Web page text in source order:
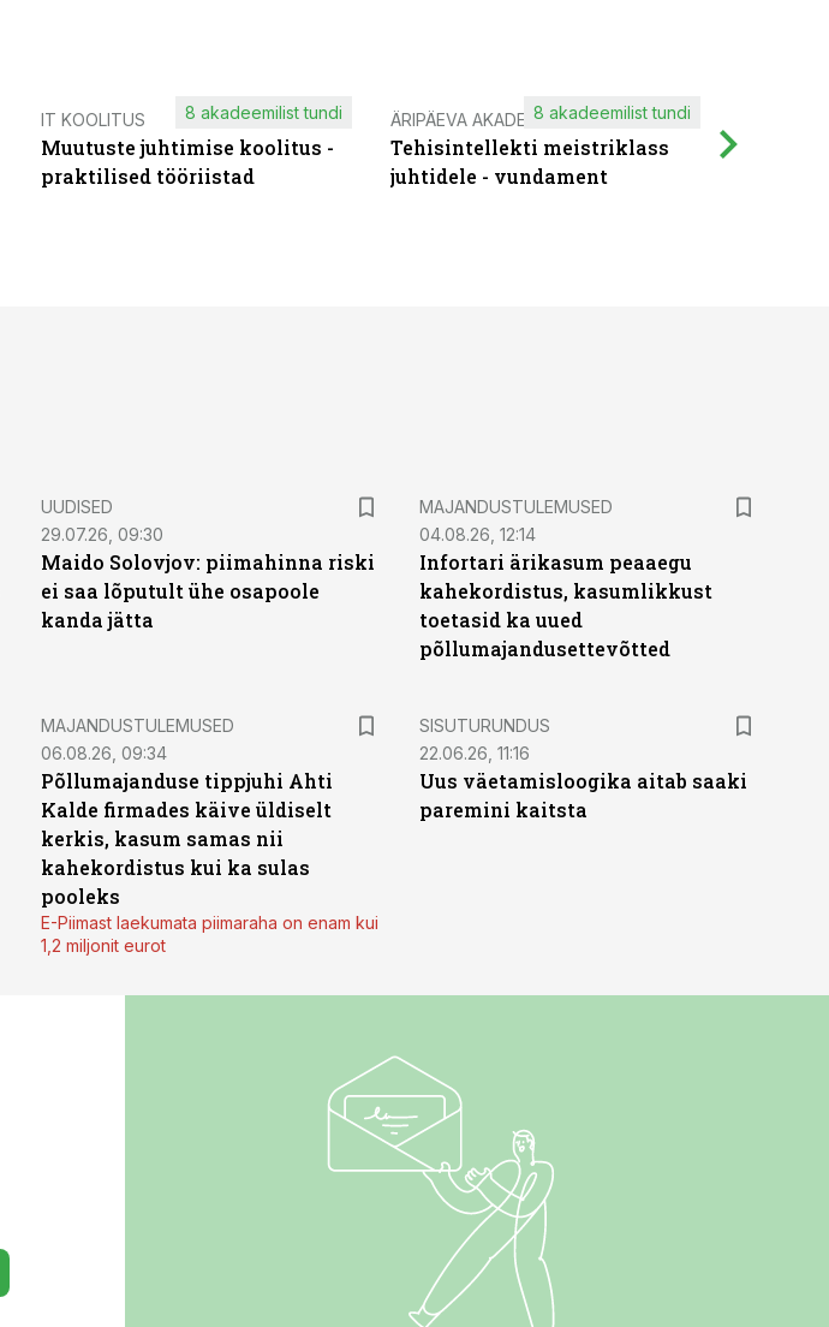
IT KOOLITUS
Muutuste juhtimise koolitus -
praktilised tööriistad
8 akadeemilist tundi ÄRIPÄEVA AKADEEMIA
Tehisintellekti meistriklass
juhtidele - vundament
8 akadeemilist tundi
UUDISED
29.07.26, 09:30
Maido Solovjov: piimahinna riski
ei saa lõputult ühe osapoole
kanda jätta
MAJANDUSTULEMUSED
04.08.26, 12:14
Infortari ärikasum peaaegu
kahekordistus, kasumlikkust
toetasid ka uued
põllumajandusettevõtted
MAJANDUSTULEMUSED
06.08.26, 09:34
Põllumajanduse tippjuhi Ahti
Kalde firmades käive üldiselt
kerkis, kasum samas nii
kahekordistus kui ka sulas
pooleks
E-Piimast laekumata piimaraha on enam kui
1,2 miljonit eurot
ST
SISUTURUNDUS
22.06.26, 11:16
Uus väetamisloogika aitab saaki
paremini kaitsta